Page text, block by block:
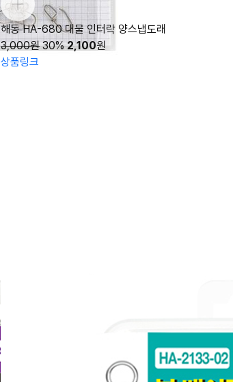
해동 HA-680 대물 인터락 양스냅도래
3,000원 30% 2,100원
상품링크